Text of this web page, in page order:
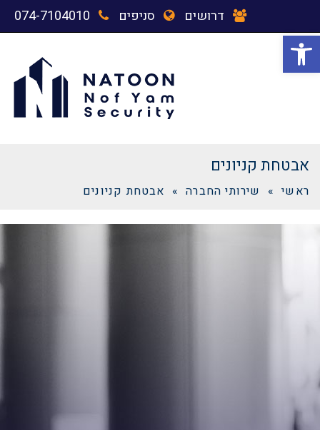
פתח סרגל נגישות
דרושים סניפים 074-7104010
תפריט
אבטחת קניונים
ראשי » שירותי החברה » אבטחת קניונים